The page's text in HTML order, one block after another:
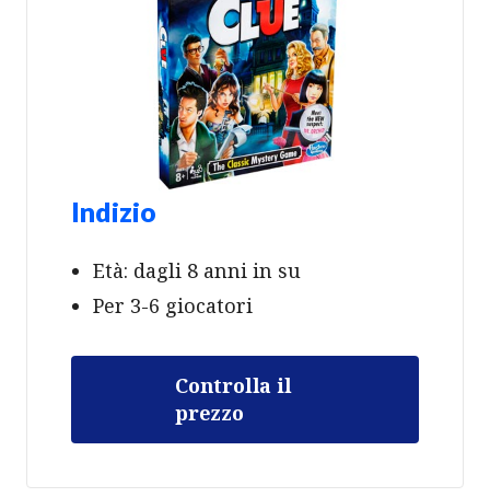
Indizio
Età: dagli 8 anni in su
Per 3-6 giocatori
Controlla il
prezzo